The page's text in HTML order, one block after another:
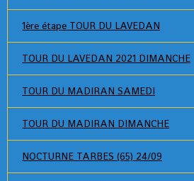
1ère étape TOUR DU LAVEDAN
TOUR DU LAVEDAN 2021 DIMANCHE
TOUR DU MADIRAN SAMEDI
TOUR DU MADIRAN DIMANCHE
NOCTURNE TARBES (65) 24/09